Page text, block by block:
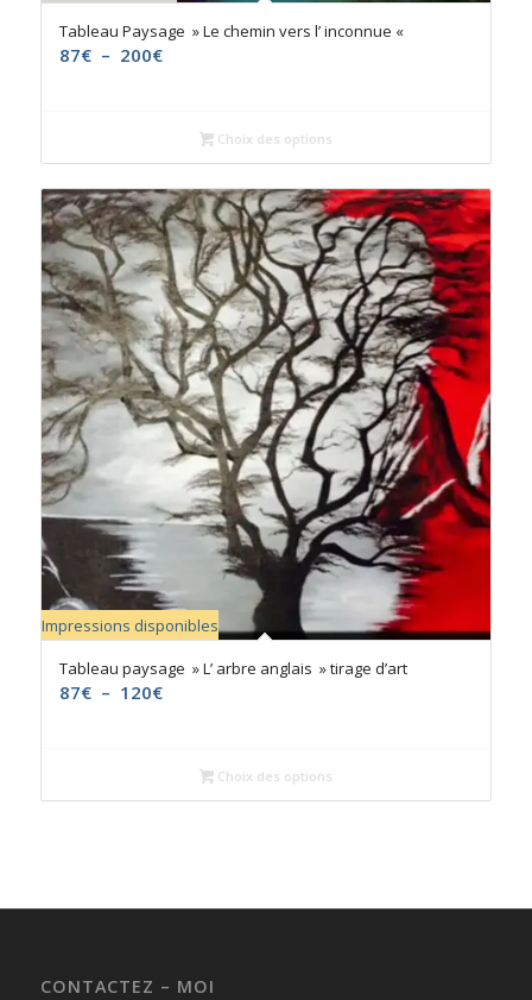
Tableau Paysage » Le chemin vers l’ inconnue «
87€ – 200€Plage
à
200€
Choix des options
Impressions disponibles
Tableau paysage » L’ arbre anglais » tirage d’art
87€ – 120€Plage
à
Choix des options
CONTACTEZ – MOI